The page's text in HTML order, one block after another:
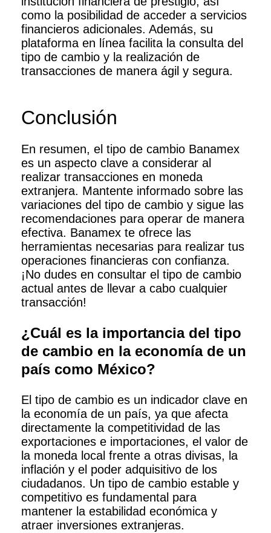
como la posibilidad de acceder a servicios
financieros adicionales. Además, su
plataforma en línea facilita la consulta del
tipo de cambio y la realización de
transacciones de manera ágil y segura.
Conclusión
En resumen, el tipo de cambio Banamex
es un aspecto clave a considerar al
realizar transacciones en moneda
extranjera. Mantente informado sobre las
variaciones del tipo de cambio y sigue las
recomendaciones para operar de manera
efectiva. Banamex te ofrece las
herramientas necesarias para realizar tus
operaciones financieras con confianza.
¡No dudes en consultar el tipo de cambio
actual antes de llevar a cabo cualquier
transacción!
¿Cuál es la importancia del tipo
de cambio en la economía de un
país como México?
El tipo de cambio es un indicador clave en
la economía de un país, ya que afecta
directamente la competitividad de las
exportaciones e importaciones, el valor de
la moneda local frente a otras divisas, la
inflación y el poder adquisitivo de los
ciudadanos. Un tipo de cambio estable y
competitivo es fundamental para
mantener la estabilidad económica y
atraer inversiones extranjeras.